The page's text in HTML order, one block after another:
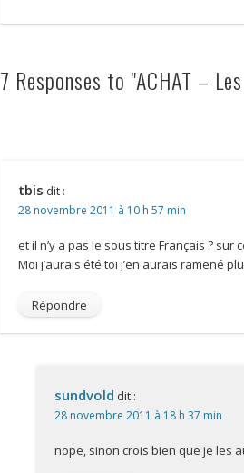
7 Responses to "ACHAT –
tbis dit :
28 novembre 2011 à 10 h 57 min
et il n’y a pas le sous titre Français ? sur
Moi j’aurais été toi j’en aurais ramené
Répondre
sundvold dit :
28 novembre 2011 à 18 h 37 min
nope, sinon crois bien que je les